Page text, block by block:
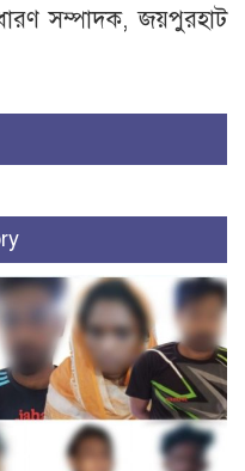
সম্পাদক, জয়পুরহাট